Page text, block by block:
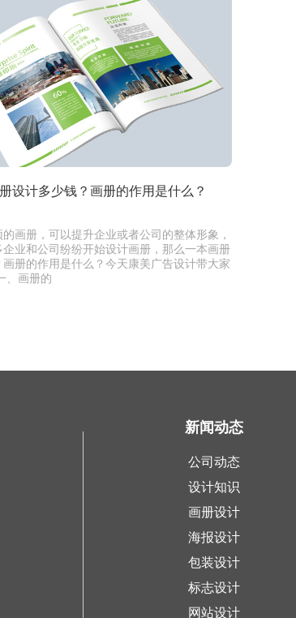
设计多少钱？画册的作用是什么？
画册，可以提升企业或者公司的整体形象，
企业和公司纷纷开始设计画册，那么一本画册
册的作用是什么？今天康美广告设计带大家
、画册的
新闻动态
公司动态
设计知识
画册设计
海报设计
包装设计
标志设计
网站设计